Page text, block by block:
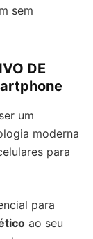
sem
DE
um
moderna
para
para
ao seu